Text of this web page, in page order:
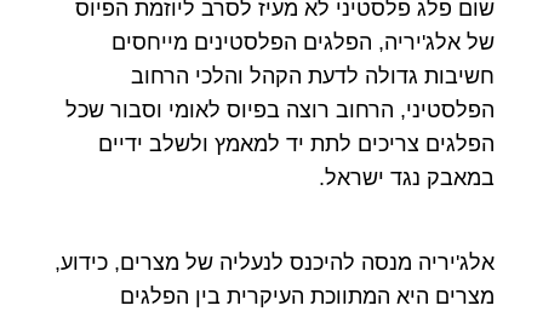
שום פלג פלסטיני לא מעיז לסרב ליוזמת הפיוס
של אלג'יריה, הפלגים הפלסטינים מייחסים
חשיבות גדולה לדעת הקהל והלכי הרחוב
הפלסטיני, הרחוב רוצה בפיוס לאומי וסבור שכל
הפלגים צריכים לתת יד למאמץ ולשלב ידיים
במאבק נגד ישראל.
אלג'יריה מנסה להיכנס לנעליה של מצרים, כידוע,
מצרים היא המתווכת העיקרית בין הפלגים